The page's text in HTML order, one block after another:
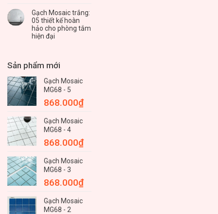
Gạch Mosaic trắng:
05 thiết kế hoàn
hảo cho phòng tắm
hiện đại
Sản phẩm mới
Gạch Mosaic
MG68 - 5
868.000₫
Gạch Mosaic
MG68 - 4
868.000₫
Gạch Mosaic
MG68 - 3
868.000₫
Gạch Mosaic
MG68 - 2